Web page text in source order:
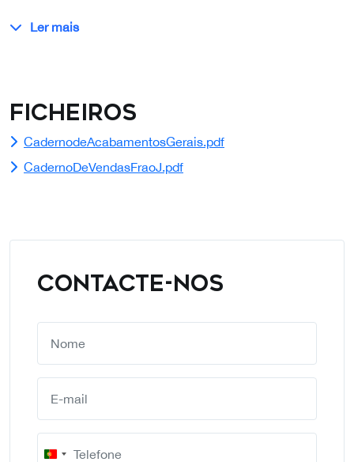
Ler mais
Ficheiros
CadernodeAcabamentosGerais.pdf
CadernoDeVendasFraoJ.pdf
CONTACTE-NOS
Portugal